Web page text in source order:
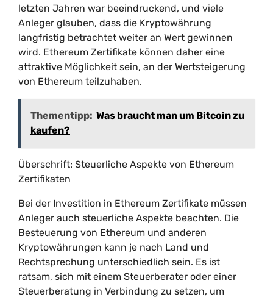
letzten Jahren war beeindruckend, und viele
Anleger glauben, dass die Kryptowährung
langfristig betrachtet weiter an Wert gewinnen
wird. Ethereum Zertifikate können daher eine
attraktive Möglichkeit sein, an der Wertsteigerung
von Ethereum teilzuhaben.
Thementipp: Was braucht man um Bitcoin zu
kaufen?
Überschrift: Steuerliche Aspekte von Ethereum
Zertifikaten
Bei der Investition in Ethereum Zertifikate müssen
Anleger auch steuerliche Aspekte beachten. Die
Besteuerung von Ethereum und anderen
Kryptowährungen kann je nach Land und
Rechtsprechung unterschiedlich sein. Es ist
ratsam, sich mit einem Steuerberater oder einer
Steuerberatung in Verbindung zu setzen, um